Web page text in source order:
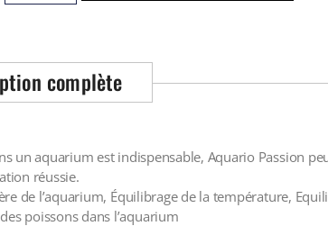
complète
un aquarium est indispensable, Aquario Passion
réussie.
de l’aquarium, Équilibrage de la température,
poissons dans l’aquarium